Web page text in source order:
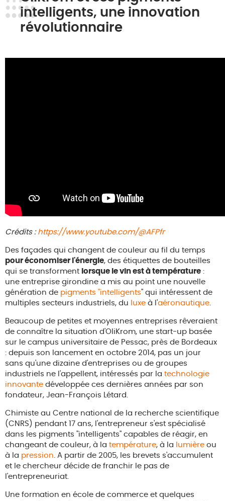
intelligents, une innovation
révolutionnaire
Crédits : https://www.youtube.com/@AFPfr
Des façades qui changent de couleur au fil du temps
pour économiser l'énergie, des étiquettes de bouteilles
qui se transforment lorsque le vin est à température :
une entreprise girondine a mis au point une nouvelle
génération de pigments "intelligents" qui intéressent de
multiples secteurs industriels, du
luxe à l'aéronautique.
Beaucoup de petites et moyennes entreprises rêveraient
de connaître la situation d'OliKrom, une start-up basée
sur le campus universitaire de Pessac, près de Bordeaux
: depuis son lancement en octobre 2014, pas un jour
sans qu'une dizaine d'entreprises ou de groupes
industriels ne l'appellent, intéressés par la technologie
innovante développée ces dernières années par son
fondateur, Jean-François Létard.
Chimiste au Centre national de la recherche scientifique
(CNRS) pendant 17 ans, l'entrepreneur s'est spécialisé
dans les pigments "intelligents" capables de réagir, en
changeant de couleur, à la température, à la lumière ou
à la pression. A partir de 2005, les brevets s'accumulent
et le chercheur décide de franchir le pas de
l'entrepreneuriat.
Une formation en école de commerce et quelques